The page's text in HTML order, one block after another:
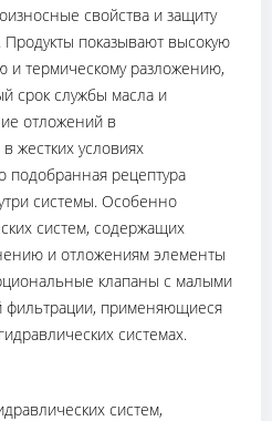
свойства и защиту
показывают высокую
и термическому разложению,
срок службы масла и
отложений в
жестких условиях
подобранная рецептура
системы. Особенно
систем, содержащих
и отложениям элементы
клапаны с малыми
фильтрации, применяющиеся
системах.
систем,